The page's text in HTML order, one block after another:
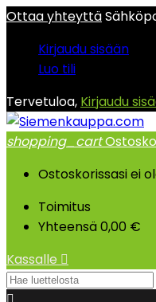
Ottaa yhteyttä
Kirjaudu sisään
Luo tili
Tervetuloa, Kirjaudu
shopping_cart
Ostoskorissasi ei
Toimitus
Yhteensä0,00 €
Kassalle 